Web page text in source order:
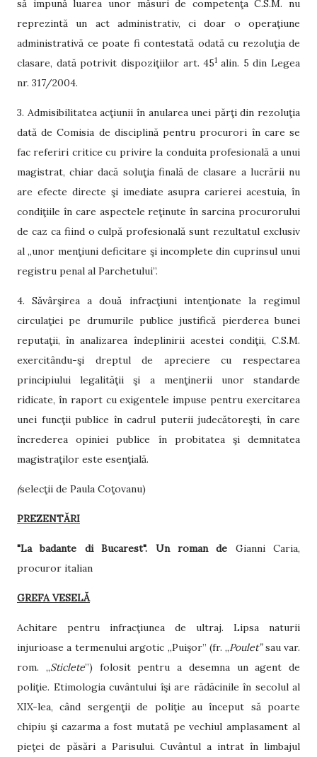
să impună luarea unor măsuri de competenţa C.S.M. nu
reprezintă un act administrativ, ci doar o operaţiune
administrativă ce poate fi contestată odată cu rezoluţia de
clasare, dată potrivit dispoziţiilor art. 451 alin. 5 din Legea
nr. 317/2004.
3. Admisibilitatea acţiunii în anularea unei părţi din rezoluţia
dată de Comisia de disciplină pentru procurori în care se
fac referiri critice cu privire la conduita profesională a unui
magistrat, chiar dacă soluţia finală de clasare a lucrării nu
are efecte directe şi imediate asupra carierei acestuia, în
condiţiile în care aspectele reţinute în sarcina procurorului
de caz ca fiind o culpă profesională sunt rezultatul exclusiv
al „unor menţiuni deficitare şi incomplete din cuprinsul unui
registru penal al Parchetului”.
4. Săvârşirea a două infracţiuni intenţionate la regimul
circulaţiei pe drumurile publice justifică pierderea bunei
reputaţii, în analizarea îndeplinirii acestei condiţii, C.S.M.
exercitându-şi dreptul de apreciere cu respectarea
principiului legalităţii şi a menţinerii unor standarde
ridicate, în raport cu exigentele impuse pentru exercitarea
unei funcţii publice în cadrul puterii judecătoreşti, în care
încrederea opiniei publice în probitatea şi demnitatea
magistraţilor este esenţială.
(selecţii de Paula Coţovanu)
PREZENTĂRI
"La badante di Bucarest". Un roman de
Gianni Caria,
procuror italian
GREFA VESELĂ
Achitare pentru infracţiunea de ultraj. Lipsa naturii
injurioase a termenului argotic „Puişor” (fr. „Poulet”sau var.
rom. „Sticlete”) folosit pentru a desemna un agent de
poliţie. Etimologia cuvântului îşi are rădăcinile în secolul al
XIX-lea, când sergenţii de poliţie au început să poarte
chipiu şi cazarma a fost mutată pe vechiul amplasament al
pieţei de păsări a Parisului. Cuvântul a intrat în limbajul